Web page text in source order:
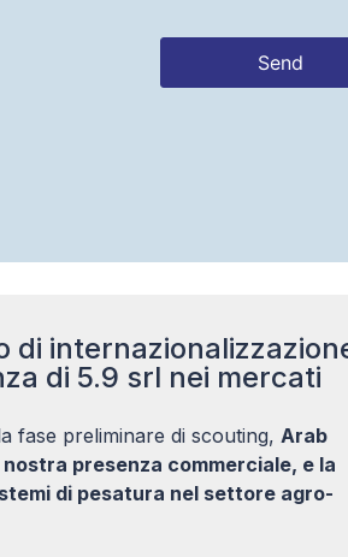
Send
di 5.9 srl nei mercati
fase preliminare di scouting, Arab
presenza commerciale, e la
di pesatura nel settore agro-